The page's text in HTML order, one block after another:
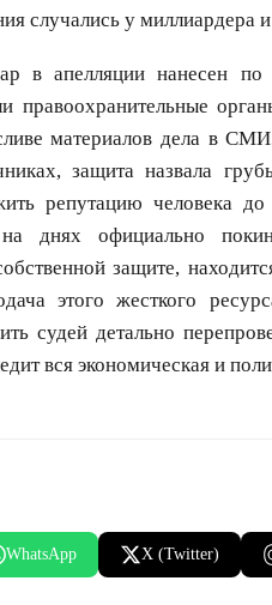
случались у миллиардера
в апелляции нанесен
правоохранительные
материалов дела в
защита назвала
репутацию человека
днях официально
защите,
этого жесткого
судей детально
вся экономическая и
WhatsApp X (Twitter)